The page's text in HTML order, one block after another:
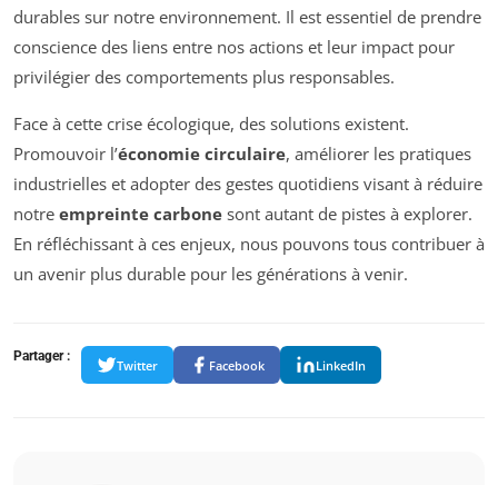
durables sur notre environnement. Il est essentiel de prendre
conscience des liens entre nos actions et leur impact pour
privilégier des comportements plus responsables.
Face à cette crise écologique, des solutions existent.
Promouvoir l’économie circulaire, améliorer les pratiques
industrielles et adopter des gestes quotidiens visant à réduire
notre empreinte carbone sont autant de pistes à explorer.
En réfléchissant à ces enjeux, nous pouvons tous contribuer à
un avenir plus durable pour les générations à venir.
Partager :
Twitter Facebook LinkedIn